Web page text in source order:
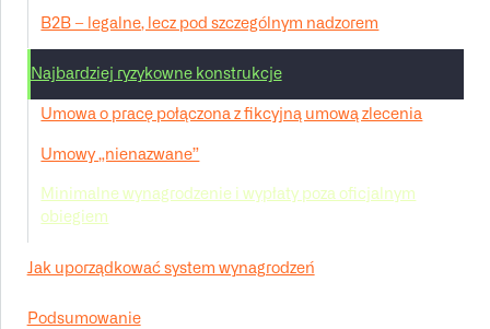
B2B – legalne, lecz pod szczególnym nadzorem
Najbardziej ryzykowne konstrukcje
Umowa o pracę połączona z fikcyjną umową zlecenia
Umowy „nienazwane”
Minimalne wynagrodzenie i wypłaty poza oficjalnym
obiegiem
Jak uporządkować system wynagrodzeń
Podsumowanie